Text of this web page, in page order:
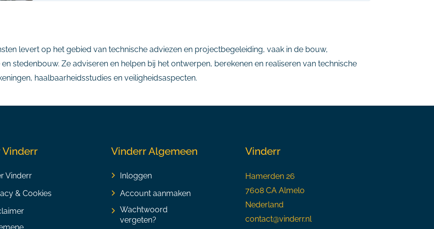
levert op het gebied van technische adviezen en projectbegeleiding, vaak in de bouw,
stedenbouw. Ze adviseren en helpen bij het ontwerpen, berekenen en realiseren van technische
haalbaarheidsstudies en veiligheidsaspecten.
Vinderr
Vinderr
& Cookies
Vinderr Algemeen
Inloggen
Account aanmaken
Wachtwoord
vergeten?
Vinderr
Hamerden 26
7608 CA Almelo
Nederland
contact@vinderr.nl